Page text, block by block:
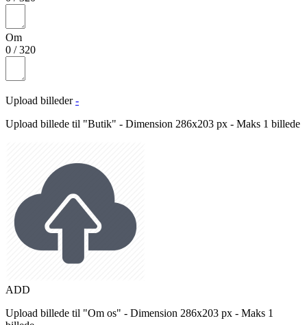
Om
0 /320
Upload billeder -
Upload billede til "Butik" - Dimension 286x203 px - Maks 1 billede
ADD
Upload billede til "Om os" - Dimension 286x203 px - Maks 1